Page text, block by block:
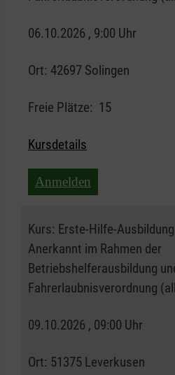
06.10.2026 , 9:00 Uhr
Ort: 42697 Solingen
Freie Plätze: 15
Kursdetails
Anmelden
Kurs: Erste-Hilfe-Ausbildung
Anerkannt im Rahmen der
Betriebshelferausbildung
Fahrerlaubnisverordnung
09.10.2026 , 09:00 Uhr
Ort: 51375 Leverkusen